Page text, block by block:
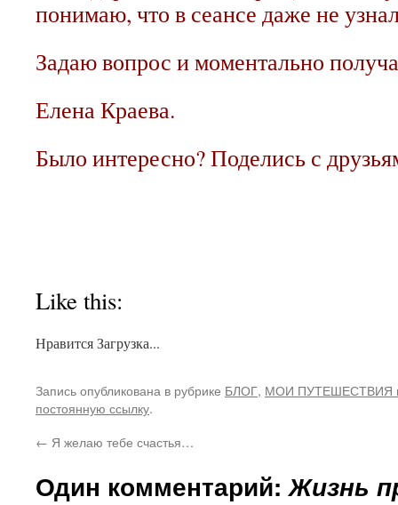
понимаю, что в сеансе даже не
Задаю вопрос и моментально
Елена Краева.
Было интересно? Поделись с
Like this:
НравитсяЗагрузка...
Запись опубликована в рубрике БЛОГ, МОИ ПУТЕШЕСТВИЯ
постоянную ссылку.
← Я желаю тебе счастья…
Один комментарий:Жизнь